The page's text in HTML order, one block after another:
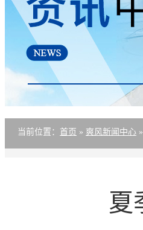
工业省电空调
产品中心
厂房降温方案
资讯中心
关于爽风
联系爽风
当前位置 ： 首页 » 爽风新闻中心 »
夏